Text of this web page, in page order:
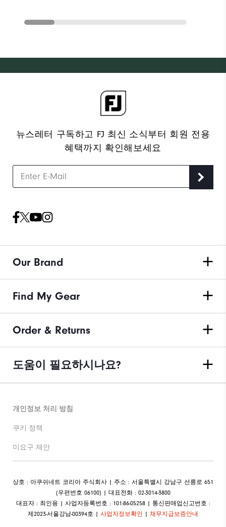
뉴스레터 구독하고 FJ 최신 소식부터 회원 전용
혜택까지 확인해보세요
Our Brand
Find My Gear
Order & Returns
도움이 필요하시나요?
개인정보 처리 방침
쿠키 정책
미요구 제안
상호 : 아쿠쉬네트 코리아 주식회사 | 주소 : 서울특별시 강남구 선릉로 651
(우편번호 06100) | 대표전화 : 02-3014-3800
대표자 : 최인용 | 사업자등록번호 : 101-86-05258 | 통신판매업신고번호 :
제2023-서울강남-00394호 | 사업자정보확인 | 채무지급보증안내